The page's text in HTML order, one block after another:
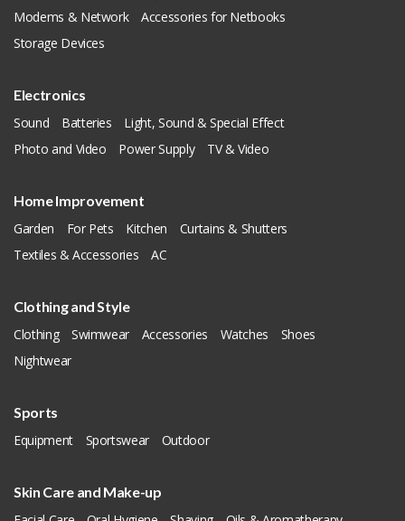
Modems & Network
Accessories for Netbooks
Storage Devices
Electronics
Sound
Batteries
Light, Sound & Special Effect
Photo and Video
Power Supply TV & Video
Home Improvement
Garden
For Pets Kitchen
Curtains & Shutters
Textiles & Accessories
AC
Clothing and Style
Clothing
Swimwear Accessories Watches
Shoes
Nightwear
Sports
Equipment
Sportswear Outdoor
Skin Care and Make-up